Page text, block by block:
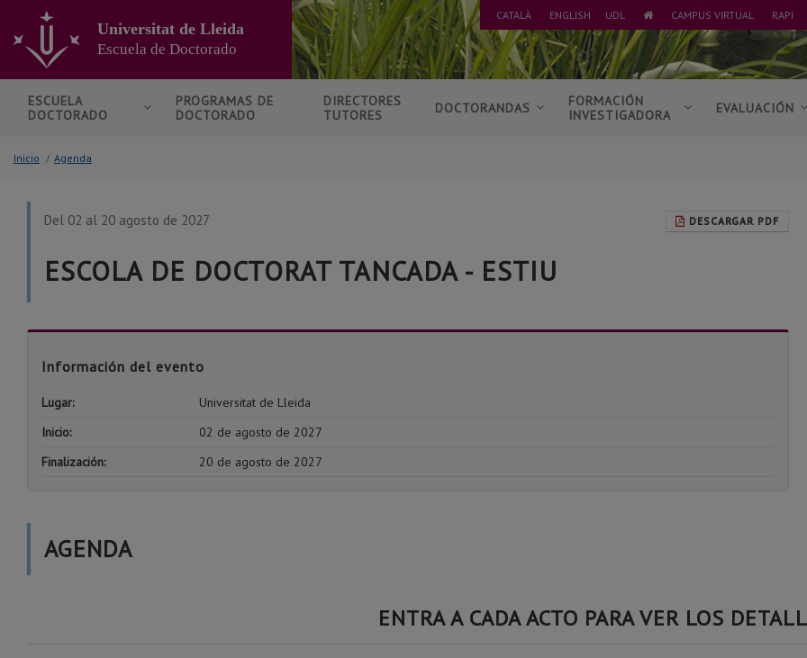
contenido
principal
de
página
UDL
IR
INICIO
CAMPUS VIRTUAL RAPI
CATALÀ ENGLISH
Universitat de Lleida
Escuela de Doctorado
ESCUELA
DOCTORADO
PROGRAMAS DE
DOCTORADO
DIRECTORES
TUTORES
DOCTORANDAS
FORMACIÓN
INVESTIGADORA
EVALUACIÓN
Inicio / Agenda
DESCARGAR PDF
Del 02 al 20 agosto de 2027
ESCOLA DE DOCTORAT TANCADA - ESTIU
Información del evento
Lugar:
Universitat de Lleida
Inicio:
02 de agosto de 2027
Finalización:
20 de agosto de 2027
AGENDA
ENTRA A CADA ACTO PARA VER LOS